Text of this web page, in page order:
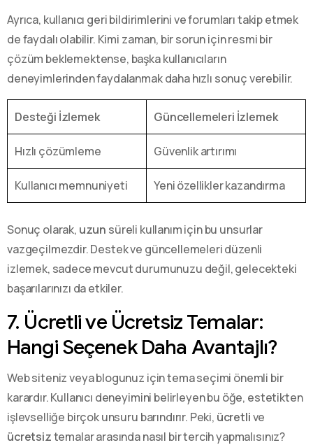
Ayrıca, kullanıcı geri bildirimlerini ve forumları takip etmek
de faydalı olabilir. Kimi zaman, bir sorun için resmi bir
çözüm beklemektense, başka kullanıcıların
deneyimlerinden faydalanmak daha hızlı sonuç verebilir.
Desteği İzlemek Güncellemeleri İzlemek
Hızlı çözümleme Güvenlik artırımı
Kullanıcı memnuniyeti Yeni özellikler kazandırma
Sonuç olarak, uzun süreli kullanım için bu unsurlar
vazgeçilmezdir. Destek ve güncellemeleri düzenli
izlemek, sadece mevcut durumunuzu değil, gelecekteki
başarılarınızı da etkiler.
7. Ücretli ve Ücretsiz Temalar:
Hangi Seçenek Daha Avantajlı?
Web siteniz veya blogunuz için tema seçimi önemli bir
karardır. Kullanıcı deneyimini belirleyen bu öğe, estetikten
işlevselliğe birçok unsuru barındırır. Peki, ücretlive
ücretsiztemalar arasında nasıl bir tercih yapmalısınız?